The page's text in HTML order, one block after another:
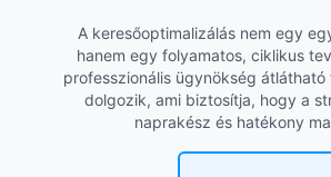
A keresőoptimalizálás nem egy
hanem egy folyamatos, ciklikus
professzionális ügynökség átlátható
dolgozik, ami biztosítja, hogy a
naprakész és hatékony